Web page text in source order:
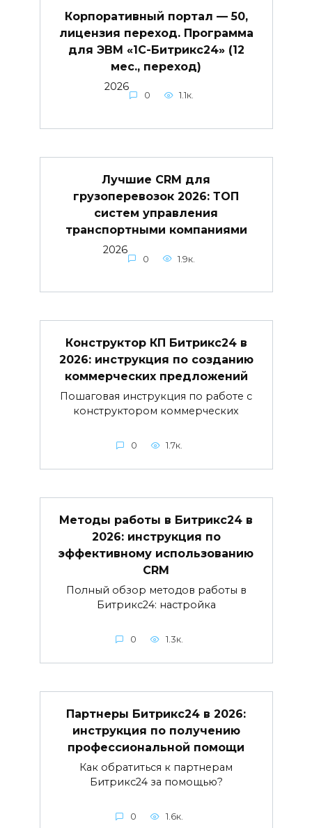
Корпоративный портал — 50,
лицензия переход. Программа
для ЭВМ «1С-Битрикс24» (12
мес., переход)
2026
0 1.1к.
Лучшие CRM для
грузоперевозок 2026: ТОП
систем управления
транспортными компаниями
2026
0 1.9к.
Конструктор КП Битрикс24 в
2026: инструкция по созданию
коммерческих предложений
Пошаговая инструкция по работе с
конструктором коммерческих
0 1.7к.
Методы работы в Битрикс24 в
2026: инструкция по
эффективному использованию
CRM
Полный обзор методов работы в
Битрикс24: настройка
0 1.3к.
Партнеры Битрикс24 в 2026:
инструкция по получению
профессиональной помощи
Как обратиться к партнерам
Битрикс24 за помощью?
0 1.6к.